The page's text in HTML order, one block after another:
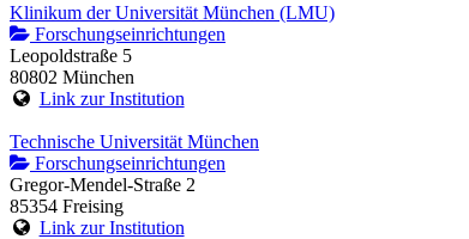
Klinikum der Universität München (LMU)
Forschungseinrichtungen
Leopoldstraße 5
80802 München
Link zur Institution
Technische Universität München
Forschungseinrichtungen
Gregor-Mendel-Straße 2
85354 Freising
Link zur Institution